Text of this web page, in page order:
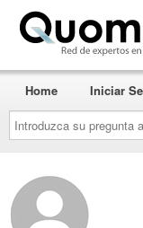
Introduzca
su
pregunta
aquí...
Home Iniciar